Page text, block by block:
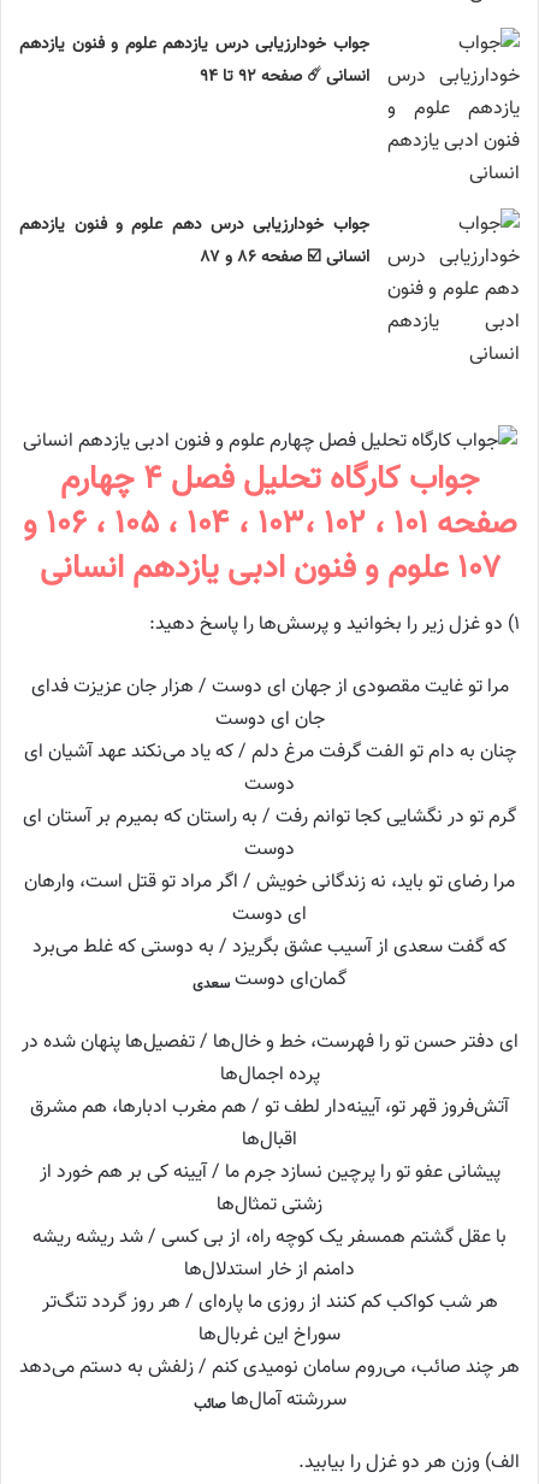
جواب خودارزیابی درس یازدهم علوم و فنون یازدهم
انسانی ☄️ صفحه ۹۲ تا ۹۴
جواب خودارزیابی درس دهم علوم و فنون یازدهم
انسانی ☑️ صفحه ۸۶ و ۸۷
جواب کارگاه تحلیل فصل ۴ چهارم
صفحه ۱۰۱ ، ۱۰۲ ،‌۱۰۳ ، ۱۰۴ ، ۱۰۵ ، ۱۰۶ و
۱۰۷ علوم و فنون ادبی یازدهم انسانی
۱) دو غزل زیر را بخوانید و پرسش‌ها را پاسخ دهید:
مرا تو غایت مقصودی از جهان ای دوست / هزار جان عزیزت فدای
جان ای دوست
چنان به دام تو الفت گرفت مرغ دلم / که یاد می‌نکند عهد آشیان ای
دوست
گرم تو در نگشایی کجا توانم رفت / به راستان که بمیرم بر آستان ای
دوست
مرا رضای تو باید، نه زندگانی خویش / اگر مراد تو قتل است، وارهان
ای دوست
که گفت سعدی از آسیب عشق بگریزد / به دوستی که غلط می‌برد
گمان‌ای دوست سعدی
ای دفتر حسن تو را فهرست، خط و خال‌ها / تفصیل‌ها پنهان شده در
پرده اجمال‌ها
آتش‌فروز قهر تو، آیینه‌دار لطف تو / هم مغرب ادبارها، هم مشرق
اقبال‌ها
پیشانی عفو تو را پرچین نسازد جرم ما / آیینه کی بر هم خورد از
زشتی تمثال‌ها
با عقل گشتم همسفر یک کوچه راه، از بی کسی / شد ریشه ریشه
دامنم از خار استدلال‌ها
هر شب کواکب کم کنند از روزی ما پاره‌ای / هر روز گردد تنگ‌تر
سوراخ این غربال‌ها
هر چند صائب، می‌روم سامان نومیدی کنم / زلفش به دستم می‌دهد
سررشته آمال‌هاصائب
الف) وزن هر دو غزل را بیابید.